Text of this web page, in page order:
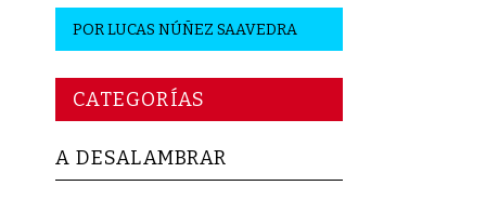
PORLUCAS NÚÑEZ SAAVEDRA
CATEGORÍAS
A DESALAMBRAR